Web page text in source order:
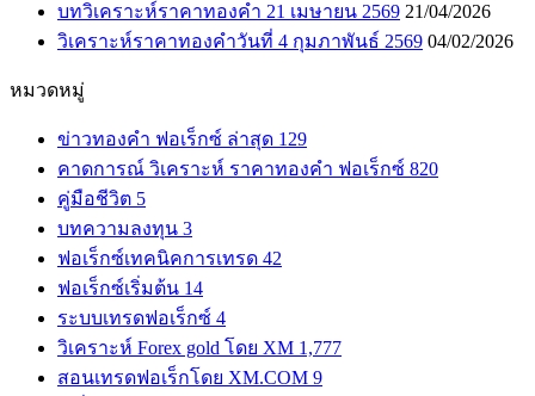
บทวิเคราะห์ราคาทองคำ 21 เมษายน 2569 21/04/2026
วิเคราะห์ราคาทองคำวันที่ 4 กุมภาพันธ์ 2569 04/02/2026
หมวดหมู่
ข่าวทองคำ ฟอเร็กซ์ ล่าสุด 129
คาดการณ์ วิเคราะห์ ราคาทองคำ ฟอเร็กซ์ 820
คู่มือชีวิต 5
บทความลงทุน 3
ฟอเร็กซ์เทคนิคการเทรด 42
ฟอเร็กซ์เริ่มต้น 14
ระบบเทรดฟอเร็กซ์ 4
วิเคราะห์ Forex gold โดย XM 1,777
สอนเทรดฟอเร็กโดย XM.COM 9